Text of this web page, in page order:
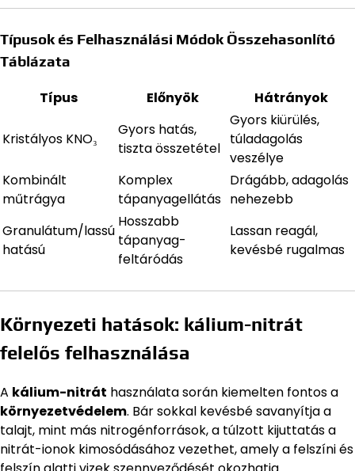
Típusok és Felhasználási Módok Összehasonlító
Táblázata
Típus Előnyök Hátrányok
Kristályos KNO₃
Gyors hatás,
tiszta összetétel
Gyors kiürülés,
túladagolás
veszélye
Kombinált
műtrágya
Komplex
tápanyagellátás
Drágább, adagolás
nehezebb
Granulátum/lassú
hatású
Hosszabb
tápanyag-
feltáródás
Lassan reagál,
kevésbé rugalmas
Környezeti hatások: kálium-nitrát
felelős felhasználása
A kálium-nitrát használata során kiemelten fontos a
környezetvédelem. Bár sokkal kevésbé savanyítja a
talajt, mint más nitrogénforrások, a túlzott kijuttatás a
nitrát-ionok kimosódásához vezethet, amely a felszíni és